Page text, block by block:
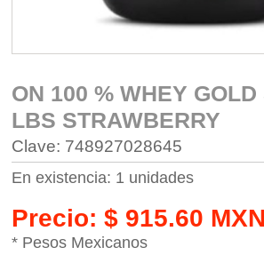
ON 100 % WHEY
LBS STRAWBERRY
Clave: 748927028645
En existencia: 1 unidades
Precio: $ 915.60
* Pesos Mexicanos